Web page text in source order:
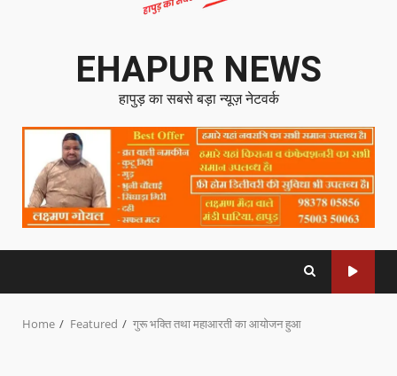
EHAPUR NEWS
हापुड़ का सबसे बड़ा न्यूज़ नेटवर्क
Home Featured गुरू भक्ति तथा महाआरती का आयोजन हुआ